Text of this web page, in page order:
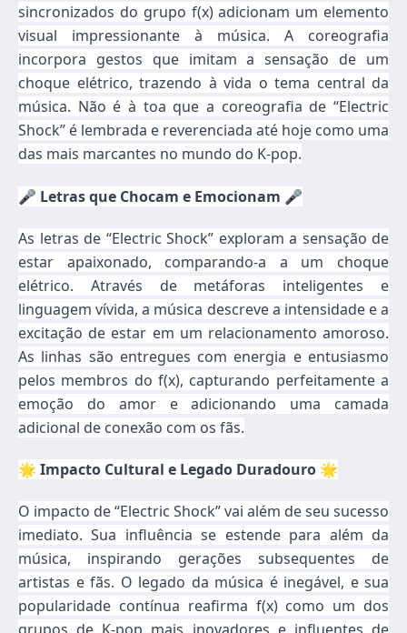
sincronizados do grupo f(x) adicionam um elemento
visual impressionante à música. A coreografia
incorpora gestos que imitam a sensação de um
choque elétrico, trazendo à vida o tema central da
música. Não é à toa que a coreografia de “Electric
Shock” é lembrada e reverenciada até hoje como uma
das mais marcantes no mundo do K-pop.
🎤 Letras que Chocam e Emocionam 🎤
As letras de “Electric Shock” exploram a sensação de
estar apaixonado, comparando-a a um choque
elétrico. Através de metáforas inteligentes e
linguagem vívida, a música descreve a intensidade e a
excitação de estar em um relacionamento amoroso.
As linhas são entregues com energia e entusiasmo
pelos membros do f(x), capturando perfeitamente a
emoção do amor e adicionando uma camada
adicional de conexão com os fãs.
🌟 Impacto Cultural e Legado Duradouro 🌟
O impacto de “Electric Shock” vai além de seu sucesso
imediato. Sua influência se estende para além da
música, inspirando gerações subsequentes de
artistas e fãs. O legado da música é inegável, e sua
popularidade contínua reafirma f(x) como um dos